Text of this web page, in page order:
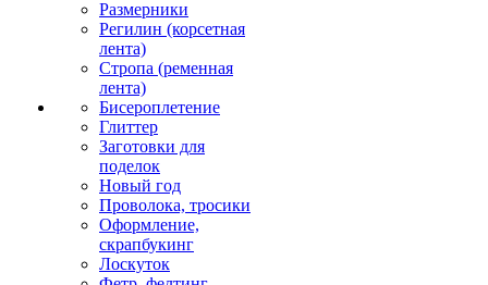
Размерники
Регилин (корсетная
лента)
Стропа (ременная
лента)
Бисероплетение
Глиттер
Заготовки для
поделок
Новый год
Проволока, тросики
Оформление,
скрапбукинг
Лоскуток